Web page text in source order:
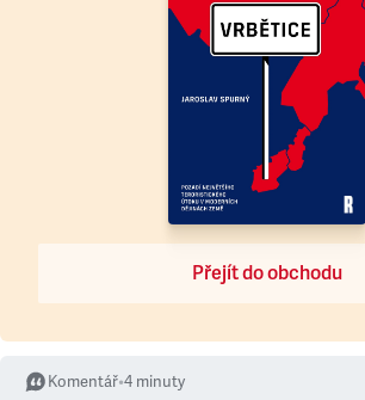
Přejít do obchodu
Komentář•4 minuty